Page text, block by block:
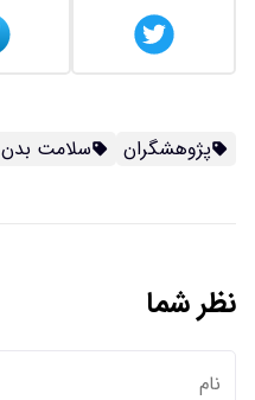
پژوهشگران سلامت بدن
نظر شما